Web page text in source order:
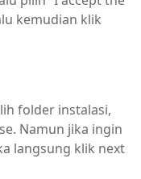
kemudian klik
folder instalasi,
Namun jika ingin
langsung klik next